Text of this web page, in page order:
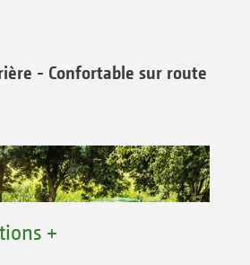
- Confortable sur route
+